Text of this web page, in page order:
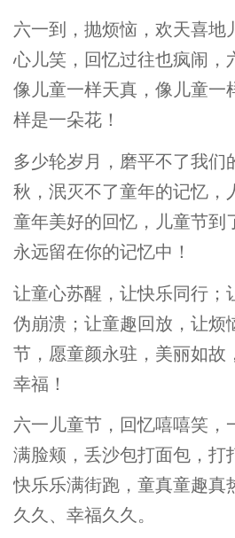
六一到，抛烦恼，欢天喜地
心儿笑，回忆过往也疯闹，
像儿童一样天真，像儿童一
样是一朵花！
多少轮岁月，磨平不了我们
秋，泯灭不了童年的记忆，
童年美好的回忆，儿童节到
永远留在你的记忆中！
让童心苏醒，让快乐同行；
伪崩溃；让童趣回放，让烦
节，愿童颜永驻，美丽如故
幸福！
六一儿童节，回忆嘻嘻笑，
满脸颊，丢沙包打面包，打
快乐乐满街跑，童真童趣真
久久、幸福久久。